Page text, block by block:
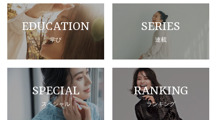
EDUCATION
学び
SERIES
連載
SPECIAL
スペシャル
RANKING
ランキング